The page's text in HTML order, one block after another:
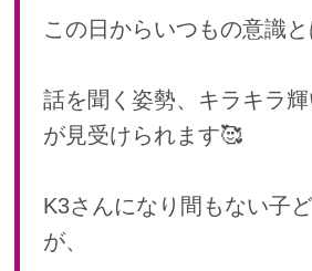
2023年 12月(20)
2023年 10月(21)
2023年 09月(20)
2023年 07月(20)
2023年 06月(22)
この日からいつもの意識と
話を聞く姿勢、キラキラ
が見受けられます🥰
K3さんになり間もない子
が、